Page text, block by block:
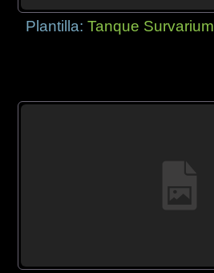
Plantilla:Tanque Survarium